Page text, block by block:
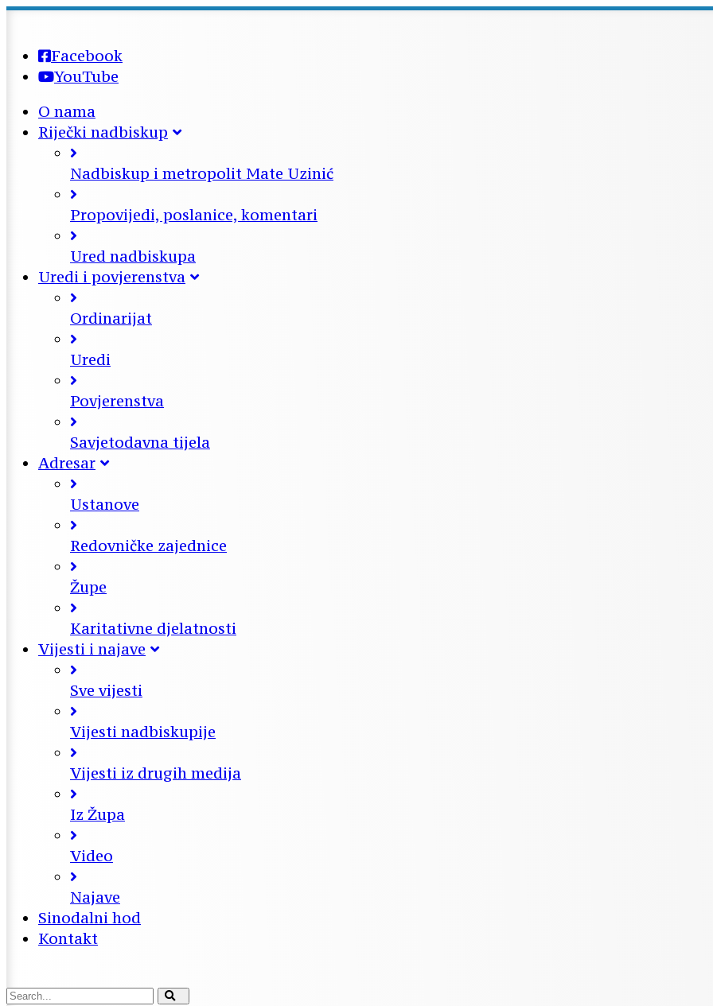
Facebook
YouTube
O nama
Riječki nadbiskup
Nadbiskup i metropolit Mate Uzinić
Propovijedi, poslanice, komentari
Ured nadbiskupa
Uredi i povjerenstva
Ordinarijat
Uredi
Povjerenstva
Savjetodavna tijela
Adresar
Ustanove
Redovničke zajednice
Župe
Karitativne djelatnosti
Vijesti i najave
Sve vijesti
Vijesti nadbiskupije
Vijesti iz drugih medija
Iz Župa
Video
Najave
Sinodalni hod
Kontakt